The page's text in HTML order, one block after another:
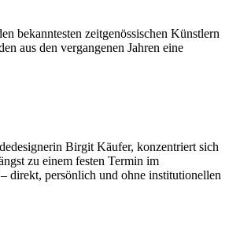
bekanntesten zeitgenössischen Künstlern
aus den vergangenen Jahren eine
Birgit Käufer, konzentriert sich
zu einem festen Termin im
direkt, persönlich und ohne institutionellen